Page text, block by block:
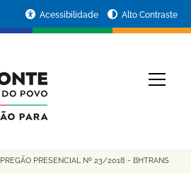
Acessibilidade Alto Contraste
PREGÃO PRESENCIAL Nº 23/2018 - BHTRANS